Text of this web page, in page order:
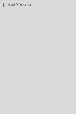
Sant'Orsola